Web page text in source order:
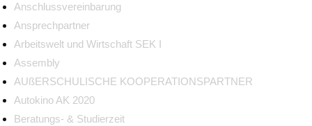
Anschlussvereinbarung
Ansprechpartner
Arbeitswelt und Wirtschaft SEK I
Assembly
AUßERSCHULISCHE KOOPERATIONSPARTNER
Autokino AK 2020
Beratungs- & Studierzeit